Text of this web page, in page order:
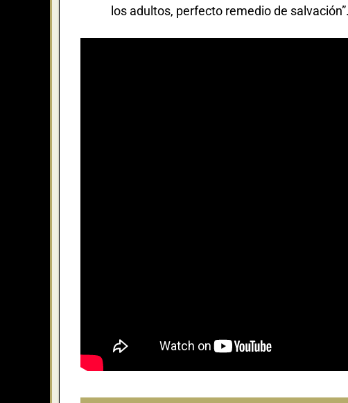
los adultos, perfecto remedio de salvación”.